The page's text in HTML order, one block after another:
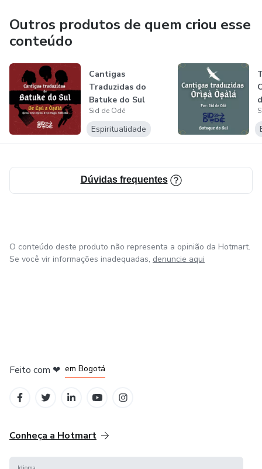
Outros produtos de quem criou esse
conteúdo
Cantigas
Traduzidas do
Batuke do Sul
Sid de Odé
Espiritualidade
Dúvidas frequentes
O conteúdo deste produto não representa a opinião da Hotmart.
Se você vir informações inadequadas, denuncie aqui
Feito com ❤ em Bogotá
Conheça a Hotmart